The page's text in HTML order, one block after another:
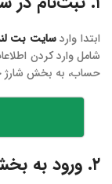
ابتدا واردسایت بت
شامل وارد کردن
حساب، به بخش شارژ
۲. ورود به بخش سنگ کاغذ قیچی